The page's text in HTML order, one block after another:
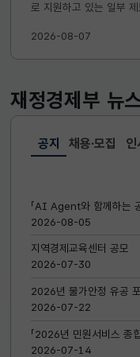
로 지원하고 있는 일부
2026-08-07
재정경제부 뉴
공지
선택됨
공지
「AI Agent와 함께하는
2026-08-05
지역경제교육센터 공모
2026-07-30
2026년 물가안정 유공
2026-07-22
「2026년 민원서비스 종
2026-07-14
채용·모집 인